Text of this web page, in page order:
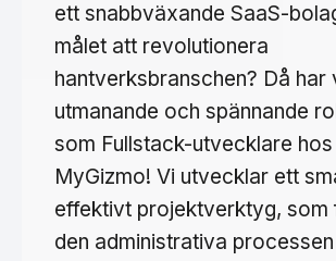
ett snabbväxande SaaS-
målet att revolutionera
hantverksbranschen? Då har
utmanande och spännande
som Fullstack-utvecklare
MyGizmo! Vi utvecklar ett
effektivt projektverktyg, som
den administrativa